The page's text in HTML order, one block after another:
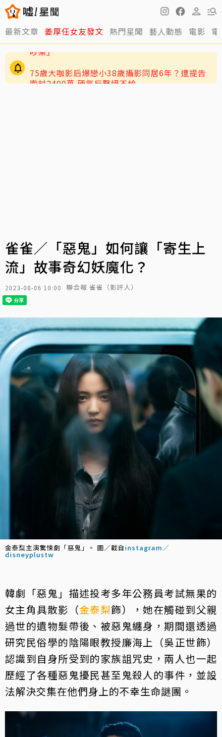
最新文章 姜厚任女友發文 熱門星聞 藝人動態 電影
索討2400萬 硬氣反擊絕不給
雀雀／「惡鬼」如何讓「寄生上
流」故事奇幻妖魔化？
2023-08-06 10:00 聯合報 雀雀（影評人）
金泰梨主演驚悚劇「惡鬼」。 圖／截自 instagram／
disneyplustw
韓劇「惡鬼」描述投考多年公務員考試無果的
女主角具散影（金泰梨飾），她在觸碰到父親
過世的遺物髮帶後、被惡鬼纏身，期間還透過
研究民俗學的陰陽眼教授廉海上（吳正世飾）
認識到自身所受到的家族詛咒史，兩人也一起
歷經了各種惡鬼擾民甚至鬼殺人的事件，並設
法解決交集在他們身上的不幸生命謎團。